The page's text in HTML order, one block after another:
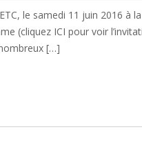
le samedi 11 juin 2016 à
(cliquez ICI pour voir
[…]